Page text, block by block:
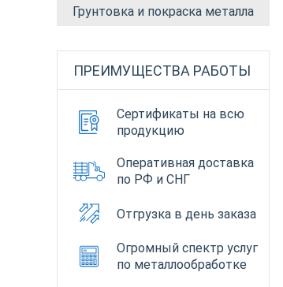
Грунтовка и покраска металла
ПРЕИМУЩЕСТВА РАБОТЫ
Сертификаты на всю
продукцию
Оперативная доставка
по РФ и СНГ
Отгрузка в день заказа
Огромный спектр услуг
по металлообработке